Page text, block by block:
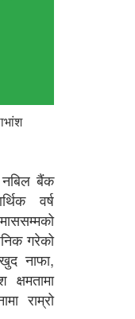
नबिल बैंक
वर्ष
गरेको
नाफा,
राम्रो